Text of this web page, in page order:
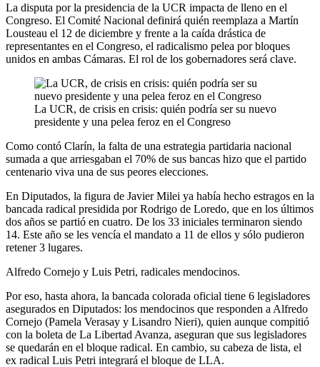
La disputa por la presidencia de la UCR impacta de lleno en el
Congreso. El Comité Nacional definirá quién reemplaza a Martín
Lousteau el 12 de diciembre y frente a la caída drástica de
representantes en el Congreso, el radicalismo pelea por bloques
unidos en ambas Cámaras. El rol de los gobernadores será clave.
La UCR, de crisis en crisis: quién podría ser su nuevo
presidente y una pelea feroz en el Congreso
Como contó Clarín, la falta de una estrategia partidaria nacional
sumada a que arriesgaban el 70% de sus bancas hizo que el partido
centenario viva una de sus peores elecciones.
En Diputados, la figura de Javier Milei ya había hecho estragos en la
bancada radical presidida por Rodrigo de Loredo, que en los últimos
dos años se partió en cuatro. De los 33 iniciales terminaron siendo
14. Este año se les vencía el mandato a 11 de ellos y sólo pudieron
retener 3 lugares.
Alfredo Cornejo y Luis Petri, radicales mendocinos.
Por eso, hasta ahora, la bancada colorada oficial tiene 6 legisladores
asegurados en Diputados: los mendocinos que responden a Alfredo
Cornejo (Pamela Verasay y Lisandro Nieri), quien aunque compitió
con la boleta de La Libertad Avanza, aseguran que sus legisladores
se quedarán en el bloque radical. En cambio, su cabeza de lista, el
ex radical Luis Petri integrará el bloque de LLA.